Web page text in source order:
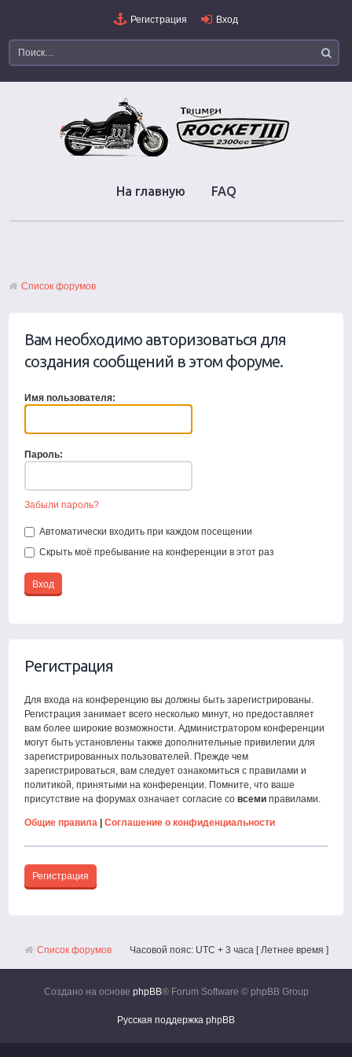
Регистрация Вход
На главную FAQ
Список форумов
Вам необходимо авторизоваться для
создания сообщений в этом форуме.
Имя пользователя:
Пароль:
Забыли пароль?
Автоматически входить при каждом посещении
Скрыть моё пребывание на конференции в этот раз
Регистрация
Для входа на конференцию вы должны быть зарегистрированы.
Регистрация занимает всего несколько минут, но предоставляет
вам более широкие возможности. Администратором конференции
могут быть установлены также дополнительные привилегии для
зарегистрированных пользователей. Прежде чем
зарегистрироваться, вам следует ознакомиться с правилами и
политикой, принятыми на конференции. Помните, что ваше
присутствие на форумах означает согласие совсеми правилами.
Общие правила |Соглашение о конфиденциальности
Регистрация
Список форумов Часовой пояс: UTC + 3 часа [ Летнее время ]
Создано на основе phpBB® Forum Software © phpBB Group
Русская поддержка phpBB